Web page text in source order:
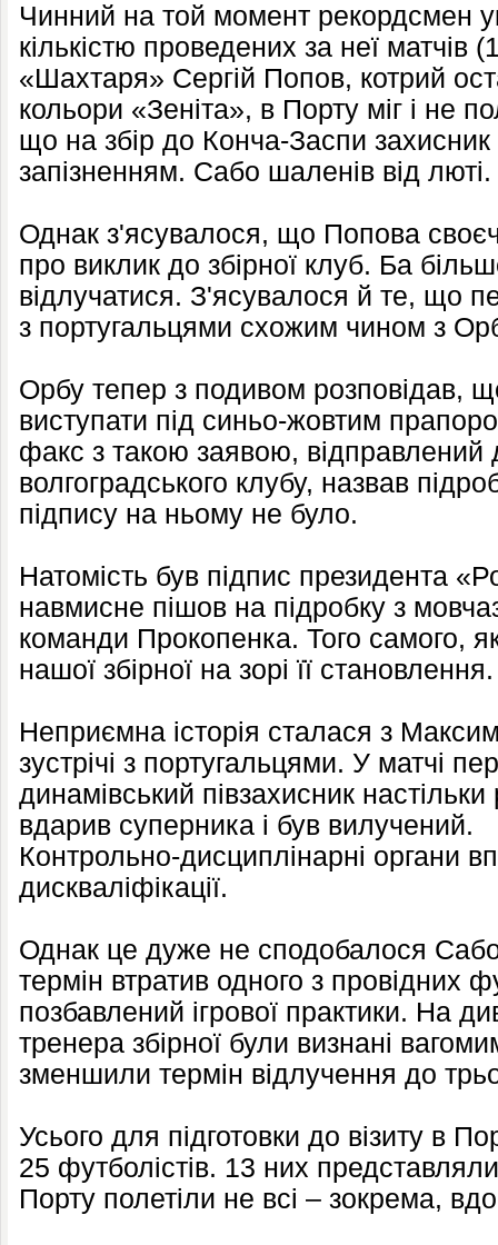
Чинний на той момент рекордсмен
кількістю проведених за неї матчів
«Шахтаря» Сергій Попов, котрий
кольори «Зеніта», в Порту міг і не
що на збір до Конча-Заспи
запізненням. Сабо шаленів від люті.
Однак з'ясувалося, що Попова
про виклик до збірної клуб. Ба
відлучатися. З'ясувалося й те, що
з португальцями схожим чином з
Орбу тепер з подивом розповідав,
виступати під синьо-жовтим
факс з такою заявою, відправлений
волгоградського клубу, назвав
підпису на ньому не було.
Натомість був підпис президента
навмисне пішов на підробку з
команди Прокопенка. Того самого,
нашої збірної на зорі її становлення.
Неприємна історія сталася з
зустрічі з португальцями. У матчі
динамівський півзахисник
вдарив суперника і був вилучений.
Контрольно-дисциплінарні органи
дискваліфікації.
Однак це дуже не сподобалося
термін втратив одного з провідних
позбавлений ігрової практики. На
тренера збірної були визнані
зменшили термін відлучення до
Усього для підготовки до візиту в
25 футболістів. 13 них
Порту полетіли не всі – зокрема,